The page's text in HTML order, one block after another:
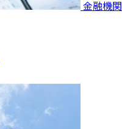
金融機関